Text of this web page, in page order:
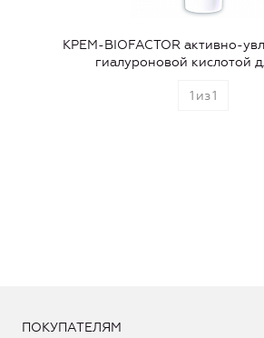
КРЕМ-BIOFACTOR активно-
гиалуроновой кислотой
1 из1
ПОКУПАТЕЛЯМ